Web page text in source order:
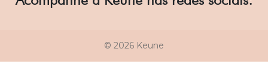
© 2026 Keune